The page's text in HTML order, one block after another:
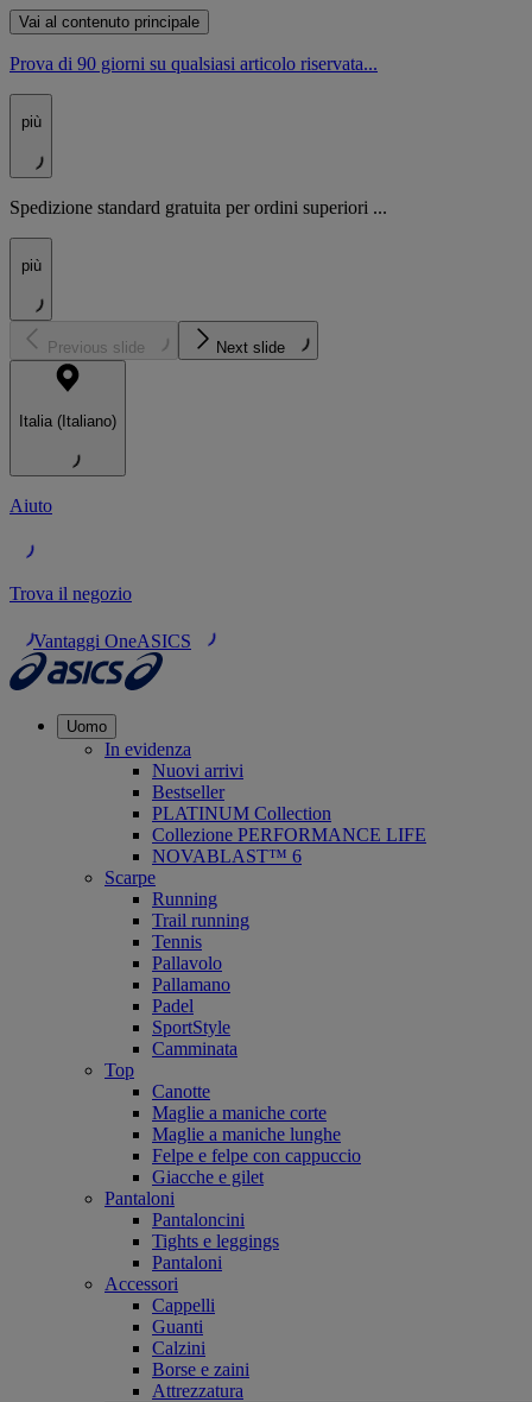
Vai al contenuto principale
Prova di 90 giorni su qualsiasi articolo riservata...
più
Spedizione standard gratuita per ordini superiori ...
più
Previous slide Next slide
Italia (Italiano)
Aiuto
Trova il negozio
Vantaggi OneASICS
Uomo
In evidenza
Nuovi arrivi
Bestseller
PLATINUM Collection
Collezione PERFORMANCE LIFE
NOVABLAST™ 6
Scarpe
Running
Trail running
Tennis
Pallavolo
Pallamano
Padel
SportStyle
Camminata
Top
Canotte
Maglie a maniche corte
Maglie a maniche lunghe
Felpe e felpe con cappuccio
Giacche e gilet
Pantaloni
Pantaloncini
Tights e leggings
Pantaloni
Accessori
Cappelli
Guanti
Calzini
Borse e zaini
Attrezzatura